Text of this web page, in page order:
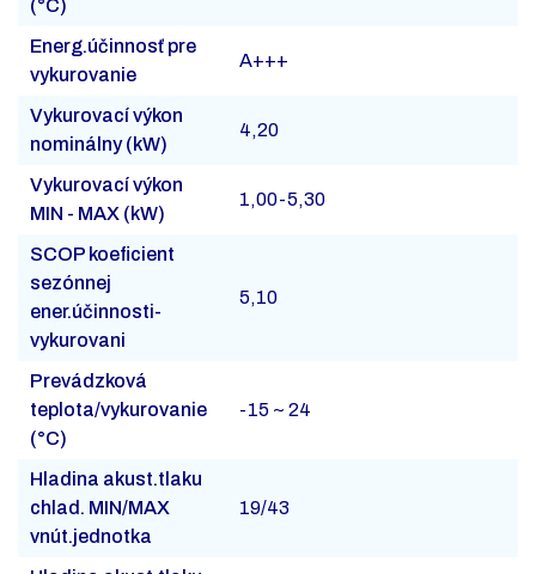
(°C)
Energ.účinnosť pre
vykurovanie
A+++
Vykurovací výkon
nominálny (kW)
4,20
Vykurovací výkon
MIN - MAX (kW)
1,00-5,30
SCOP koeficient
sezónnej
ener.účinnosti-
vykurovani
5,10
Prevádzková
teplota/vykurovanie
(°C)
-15 ~ 24
Hladina akust.tlaku
chlad. MIN/MAX
vnút.jednotka
19/43